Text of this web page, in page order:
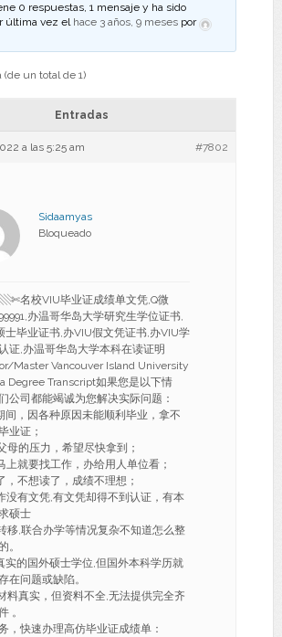
0 respuestas, 1 mensaje y ha sido
última vez el hace 3 años, 9 meses por
(de un total de 1)
Entradas
a las 5:25 am #7802
Sidaamyas
Bloqueado
名校VIU毕业证成绩单文凭,Q微
办温哥华岛大学研究生学位证书,
士毕业证书,办VIU假文凭证书,办VIU学
证,办温哥华岛大学本科在读证明
Master Vancouver Island University
Degree Transcript如果您是以下情
公司都能竭诚为您解决实际问题：
间，因各种原因未能顺利毕业，拿不
业证；
母的压力，希望尽快拿到；
上就要找工作，办给用人单位看；
，不想读了，成绩不理想；
没有文凭,有文凭却得不到认证，有本
硕士
移,联合办学等情况复杂不知道怎么整
。
实的国外硕士学位,但国外本科学历就
在问题或缺陷。
料真实，但资料不全,无法提供完全齐
。
，快速办理高仿毕业证成绩单：